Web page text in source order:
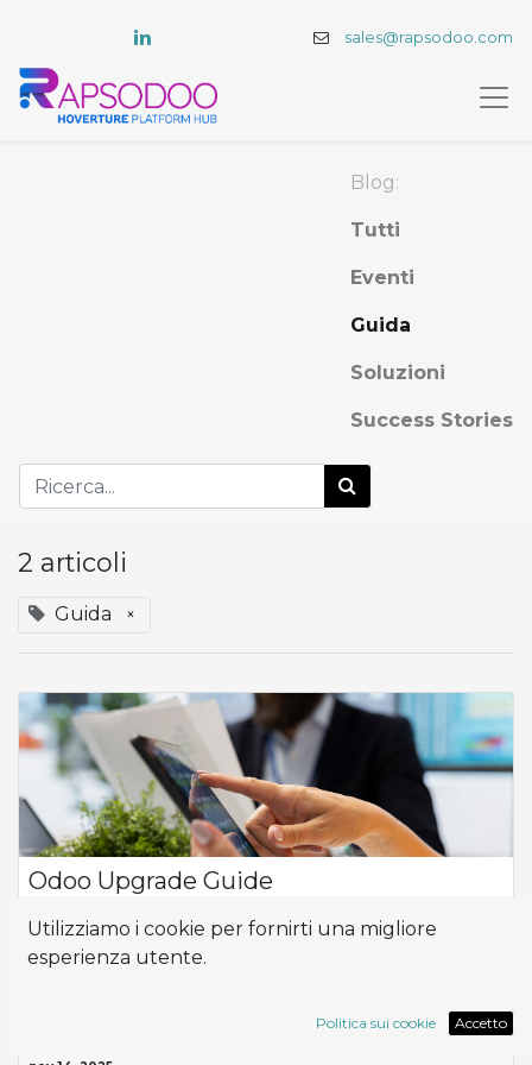
sales@rapsodoo.com
Blog:
Tutti
Eventi
Guida
Soluzioni
Success Stories
2 articoli
Guida ×
Odoo Upgrade Guide
processo complesso. In realtà, con il giusto approccio, può
diventare una grande opportunità per migliorare efficienza,
Utilizziamo i cookie per fornirti una migliore
esperienza utente.
Politica sui cookie Accetto